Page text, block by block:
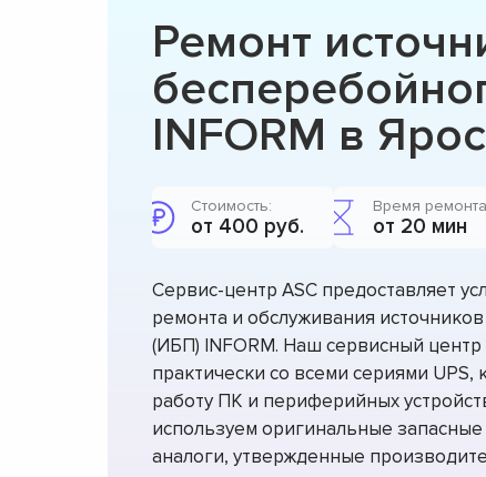
Ремонт
INFORM в
Стоимость:
от 400 руб.
Время
от 20 мин
Сервис-центр ASC предоставляет
ремонта и обслуживания
(ИБП) INFORM. Наш сервисный центр
практически со всеми сериями
работу ПК и периферийных
используем оригинальные запасные
аналоги, утвержденные